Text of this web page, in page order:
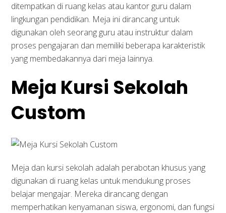
ditempatkan di ruang kelas atau kantor guru dalam
lingkungan pendidikan. Meja ini dirancang untuk
digunakan oleh seorang guru atau instruktur dalam
proses pengajaran dan memiliki beberapa karakteristik
yang membedakannya dari meja lainnya.
Meja Kursi Sekolah
Custom
Meja dan kursi sekolah adalah perabotan khusus yang
digunakan di ruang kelas untuk mendukung proses
belajar mengajar. Mereka dirancang dengan
memperhatikan kenyamanan siswa, ergonomi, dan fungsi